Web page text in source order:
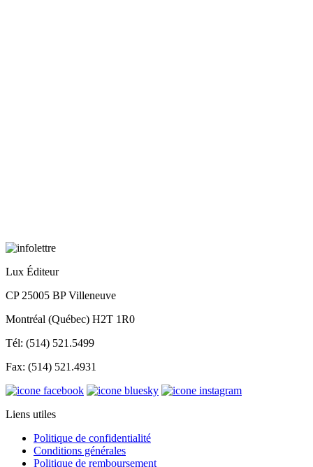
Lux Éditeur
CP 25005 BP Villeneuve
Montréal (Québec) H2T 1R0
Tél: (514) 521.5499
Fax: (514) 521.4931
Liens utiles
Politique de confidentialité
Conditions générales
Politique de remboursement